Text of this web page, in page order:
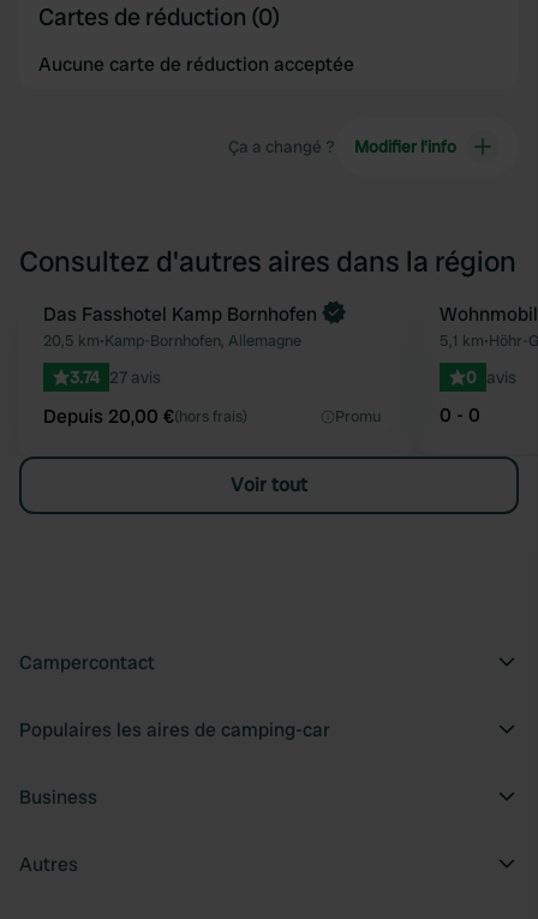
Cartes de réduction (0)
Aucune carte de réduction acceptée
Ça a changé ? Modifier l’info
Consultez d'autres aires dans la région
Préféré
Reserve maintenant
Das Fasshotel Kamp Bornhofen
20,5 km•Kamp-Bornhofen, Allemagne
3.74 27 avis
Depuis 20,00 €(hors frais) Promu
5,1 km•Höhr-
0 avis
0 - 0
Voir tout
Campercontact
Populaires les aires de camping-car
Business
Autres